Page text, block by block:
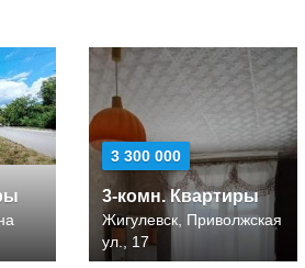
3 300 000
3-комн. Квартиры
Жигулевск, Приволжская
ул., 17